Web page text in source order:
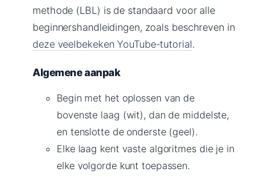
methode (LBL) is de standaard voor alle
beginnershandleidingen, zoals beschreven in
deze veelbekeken YouTube-tutorial.
Algemene aanpak
Begin met het oplossen van de
bovenste laag (wit), dan de middelste,
en tenslotte de onderste (geel).
Elke laag kent vaste algoritmes die je in
elke volgorde kunt toepassen.